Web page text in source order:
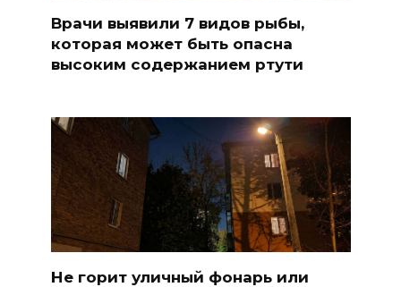
Врачи выявили 7 видов рыбы,
которая может быть опасна
высоким содержанием ртути
Не горит уличный фонарь или